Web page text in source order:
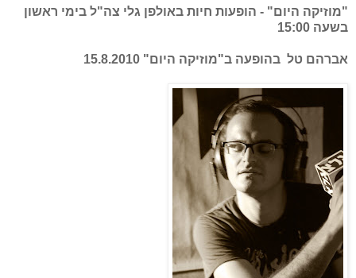
"מוזיקה היום" - הופעות חיות באולפן גלי צה"ל בימי ראשון
בשעה 15:00
אברהם טל בהופעה ב"מוזיקה היום" 15.8.2010